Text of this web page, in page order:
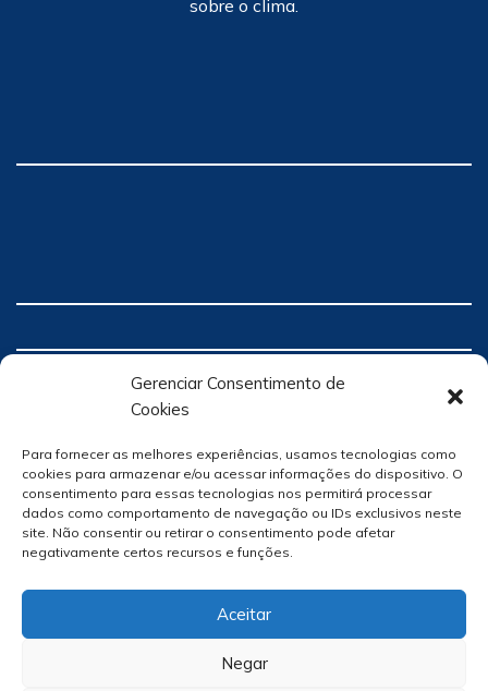
Gerenciar Consentimento de
Cookies
Para fornecer as melhores experiências, usamos tecnologias como
cookies para armazenar e/ou acessar informações do dispositivo. O
consentimento para essas tecnologias nos permitirá processar
dados como comportamento de navegação ou IDs exclusivos neste
site. Não consentir ou retirar o consentimento pode afetar
negativamente certos recursos e funções.
Aceitar
Negar
sobre o clima.